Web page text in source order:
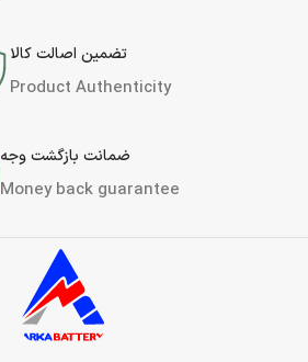
تضمین اصالت کالا
Product Authenticity
ضمانت بازگشت وجه
Money back guarantee